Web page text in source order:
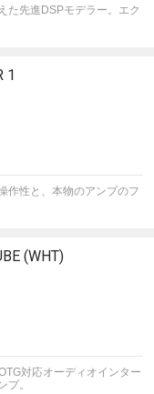
た先進DSPモデラー。エク
1
作性と、本物のアンプのフ
(WHT)
対応オーディオインター
プ。